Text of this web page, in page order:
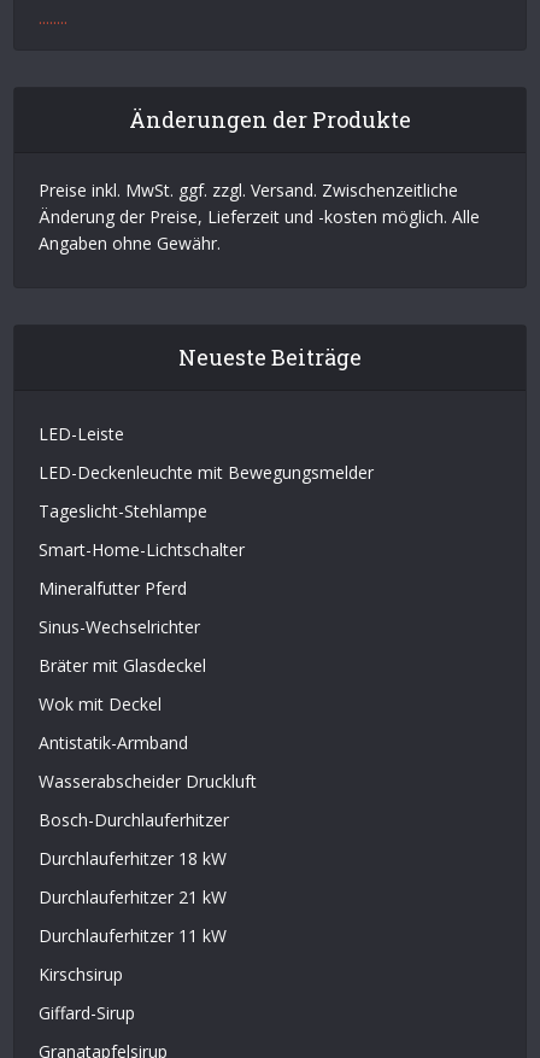
........
Änderungen der Produkte
Preise inkl. MwSt. ggf. zzgl. Versand. Zwischenzeitliche
Änderung der Preise, Lieferzeit und -kosten möglich. Alle
Angaben ohne Gewähr.
Neueste Beiträge
LED-Leiste
LED-Deckenleuchte mit Bewegungsmelder
Tageslicht-Stehlampe
Smart-Home-Lichtschalter
Mineralfutter Pferd
Sinus-Wechselrichter
Bräter mit Glasdeckel
Wok mit Deckel
Antistatik-Armband
Wasserabscheider Druckluft
Bosch-Durchlauferhitzer
Durchlauferhitzer 18 kW
Durchlauferhitzer 21 kW
Durchlauferhitzer 11 kW
Kirschsirup
Giffard-Sirup
Granatapfelsirup